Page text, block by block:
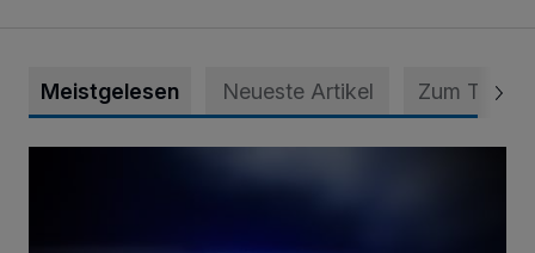
Meistgelesen Neueste Artikel Zum Thema